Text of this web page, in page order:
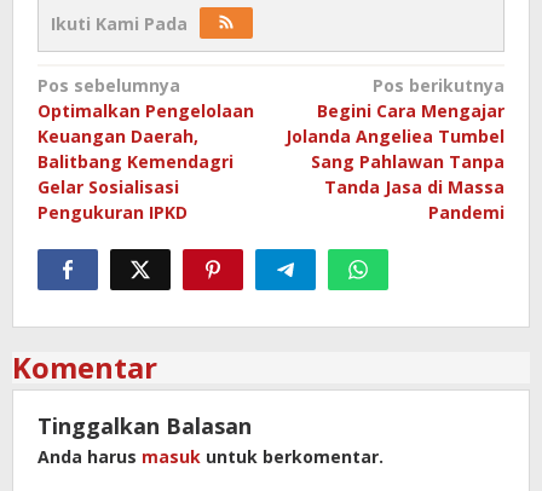
Ikuti Kami Pada
Navigasi
pos
Pos sebelumnya
Optimalkan Pengelolaan
Keuangan Daerah,
Balitbang Kemendagri
Gelar Sosialisasi
Pengukuran IPKD
Pos berikutnya
Begini Cara Mengajar
Jolanda Angeliea Tumbel
Sang Pahlawan Tanpa
Tanda Jasa di Massa
Pandemi
Komentar
Tinggalkan Balasan
Anda harus masuk untuk berkomentar.